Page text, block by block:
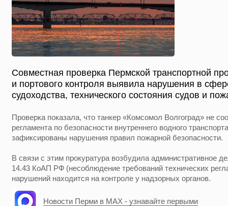
Совместная проверка Пермской транспортной
и портового контроля выявила нарушения в
судоходства, технического состояния судов и
Проверка показала, что танкер «Комсомол Волгоград» не
регламента по безопасности внутреннего водного
зафиксированы нарушения правил пожарной безопасности.
В связи с этим прокуратура возбудила административное
14.43 КоАП РФ (несоблюдение требований технических
нарушений находится на контроле у надзорных органов.
Новости Перми в MAX - узнавайте первыми